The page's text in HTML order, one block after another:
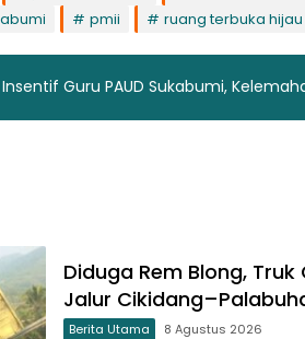
pmii ruang terbuka hijau
Guru PAUD Sukabumi,
Diduga Rem Blong,
Jalur
Berita Utama 8 Agustus 2026